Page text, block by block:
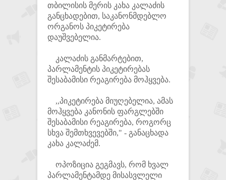
თბილისის მერის კახა კალაძის
განცხადებით, საკანონმდებლო
ორგანოს პიკეტირება
დაუშვებელია.
კალაძის განმარტებით,
პარლამენტის პიკეტირებას
შესაბამისი რეაგირება მოჰყვება.
,,პიკეტირება მიუღებელია, ამას
მოჰყვება კანონის ფარგლებში
შესაბამისი რეაგირება, როგორც
სხვა შემთხვევებში," - განაცხადა
კახა კალაძემ.
ოპოზიცია გეგმავს, რომ ხვალ
პარლამენტამდე მისასვლელი